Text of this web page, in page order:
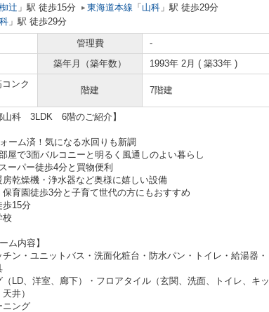
椥辻 」駅 徒歩15分 東海道本線 「 山科 」駅 徒歩29分
」駅 徒歩29分
管理費
-
築年月（築年数） 1993年 2月 ( 築33年 )
ンク
階建 7階建
山科 3LDK 6階のご紹介】
ーム済！気になる水回りも新調
屋で3面バルコニーと明るく風通しのよい暮らし
ーパー徒歩4分と買物便利
乾燥機・浄水器など奥様に嬉しい設備
育園徒歩3分と子育て世代の方にもおすすめ
15分
ム内容】
チン・ユニットバス・洗面化粧台・防水パン・トイレ・給湯器・
（LD、洋室、廊下）・フロアタイル（玄関、洗面、トイレ、キッ
井）
ニング